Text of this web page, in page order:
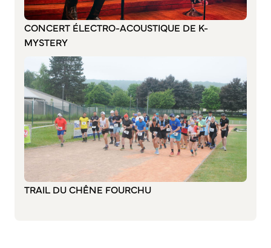
CONCERT ÉLECTRO-ACOUSTIQUE DE K-
MYSTERY
TRAIL DU CHÊNE FOURCHU
Journal municipal
Le Territoire
La Métropole de Rouen Normandie
Le Département de la Seine-Maritime
La Région Normandie
Culture
Espace Bourvil
Médiathèque Boris Vian
Studio Gainsbourg
Boîtes à lire